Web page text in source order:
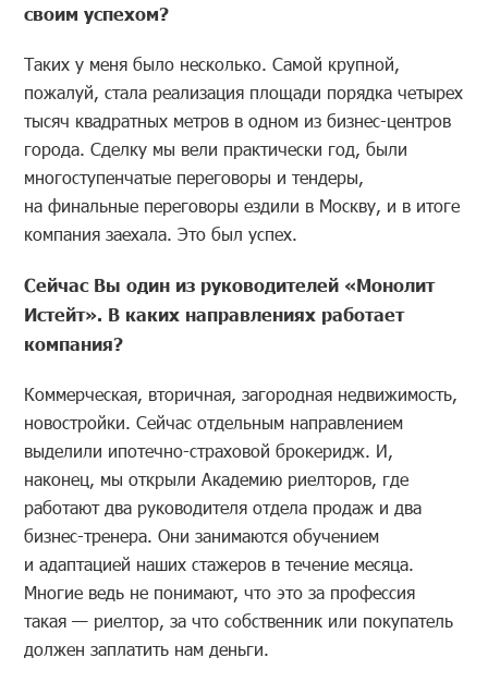
своим успехом?
Таких у меня было несколько. Самой крупной,
пожалуй, стала реализация площади порядка четырех
тысяч квадратных метров в одном из бизнес-центров
города. Сделку мы вели практически год, были
многоступенчатые переговоры и тендеры,
на финальные переговоры ездили в Москву, и в итоге
компания заехала. Это был успех.
Сейчас Вы один из руководителей «Монолит
Истейт». В каких направлениях работает
компания?
Коммерческая, вторичная, загородная недвижимость,
новостройки. Сейчас отдельным направлением
выделили ипотечно-страховой брокеридж. И,
наконец, мы открыли Академию риелторов, где
работают два руководителя отдела продаж и два
бизнес-тренера. Они занимаются обучением
и адаптацией наших стажеров в течение месяца.
Многие ведь не понимают, что это за профессия
такая — риелтор, за что собственник или покупатель
должен заплатить нам деньги.